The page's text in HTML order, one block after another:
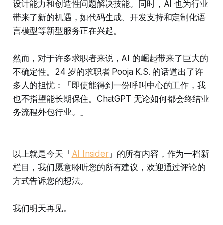
设计能力和创造性问题解决技能。同时，AI 也为行业
带来了新的机遇，如代码生成、开发支持和定制化语
言模型等新型服务正在兴起。
然而，对于许多求职者来说，AI 的崛起带来了巨大的
不确定性。24 岁的求职者 Pooja K.S. 的话道出了许
多人的担忧：「即使能得到一份呼叫中心的工作，我
也不指望能长期保住。ChatGPT 无论如何都会终结业
务流程外包行业。」
以上就是今天「 AI Insider」的所有内容，作为一档新
栏目，我们愿意聆听您的所有建议，欢迎通过评论的
方式告诉您的想法。
我们明天再见。